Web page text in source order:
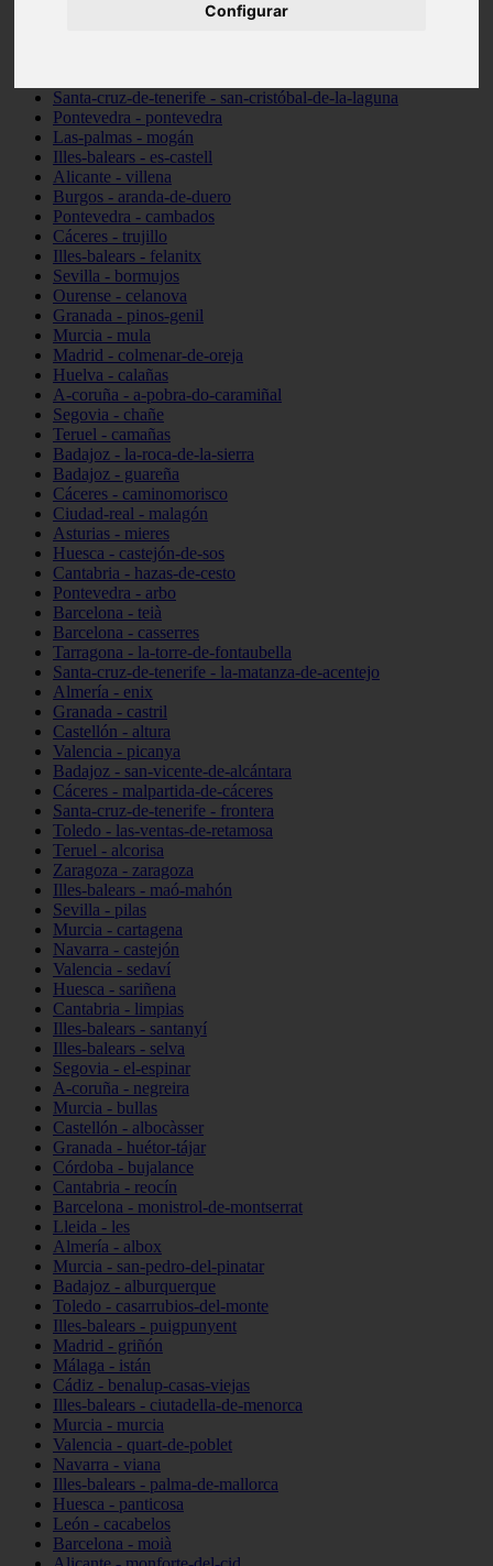
Configurar
Illes-balears - sant-antoni-de-portmany
Santa-cruz-de-tenerife - san-cristóbal-de-la-laguna
Pontevedra - pontevedra
Las-palmas - mogán
Illes-balears - es-castell
Alicante - villena
Burgos - aranda-de-duero
Pontevedra - cambados
Cáceres - trujillo
Illes-balears - felanitx
Sevilla - bormujos
Ourense - celanova
Granada - pinos-genil
Murcia - mula
Madrid - colmenar-de-oreja
Huelva - calañas
A-coruña - a-pobra-do-caramiñal
Segovia - chañe
Teruel - camañas
Badajoz - la-roca-de-la-sierra
Badajoz - guareña
Cáceres - caminomorisco
Ciudad-real - malagón
Asturias - mieres
Huesca - castejón-de-sos
Cantabria - hazas-de-cesto
Pontevedra - arbo
Barcelona - teià
Barcelona - casserres
Tarragona - la-torre-de-fontaubella
Santa-cruz-de-tenerife - la-matanza-de-acentejo
Almería - enix
Granada - castril
Castellón - altura
Valencia - picanya
Badajoz - san-vicente-de-alcántara
Cáceres - malpartida-de-cáceres
Santa-cruz-de-tenerife - frontera
Toledo - las-ventas-de-retamosa
Teruel - alcorisa
Zaragoza - zaragoza
Illes-balears - maó-mahón
Sevilla - pilas
Murcia - cartagena
Navarra - castejón
Valencia - sedaví
Huesca - sariñena
Cantabria - limpias
Illes-balears - santanyí
Illes-balears - selva
Segovia - el-espinar
A-coruña - negreira
Murcia - bullas
Castellón - albocàsser
Granada - huétor-tájar
Córdoba - bujalance
Cantabria - reocín
Barcelona - monistrol-de-montserrat
Lleida - les
Almería - albox
Murcia - san-pedro-del-pinatar
Badajoz - alburquerque
Toledo - casarrubios-del-monte
Illes-balears - puigpunyent
Madrid - griñón
Málaga - istán
Cádiz - benalup-casas-viejas
Illes-balears - ciutadella-de-menorca
Murcia - murcia
Valencia - quart-de-poblet
Navarra - viana
Illes-balears - palma-de-mallorca
Huesca - panticosa
León - cacabelos
Barcelona - moià